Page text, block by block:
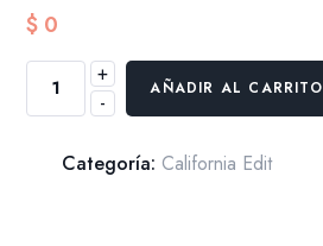
$ 0
-
PADRES:
¿esenciales
importantes?
+
AÑADIR AL CARRITO
Categoría: California Edit